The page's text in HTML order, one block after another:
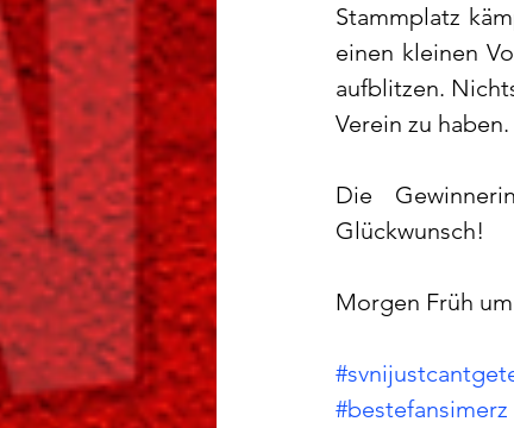
Stammplatz
einen kleinen
aufblitzen.
Verein zu haben.
Die
Glückwunsch!
Morgen Früh
#bestefansimerz